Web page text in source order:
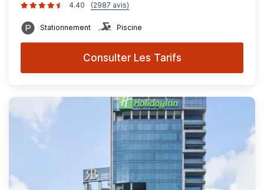
4.40
(2987 avis)
Stationnement Piscine
Consulter Les Tarifs